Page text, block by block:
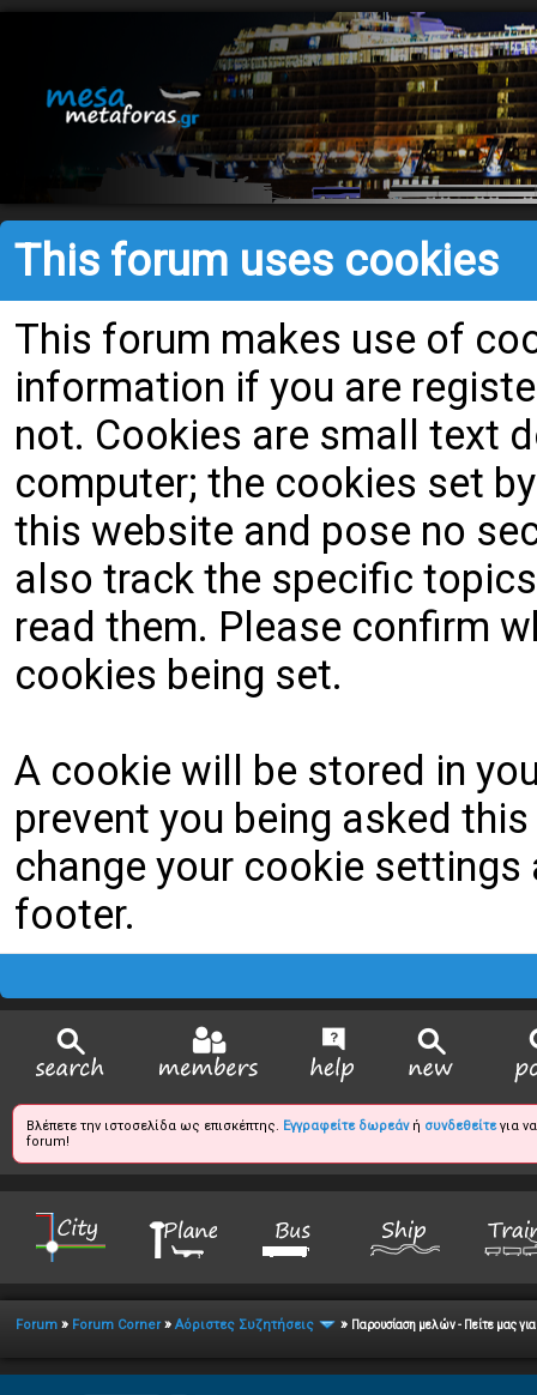
This forum uses cookies
This forum makes use of
information if you are
not. Cookies are small text
computer; the cookies set
this website and pose no
also track the specific
read them. Please confirm
cookies being set.
A cookie will be stored in
prevent you being asked
change your cookie
footer.
Βλέπετε την ιστοσελίδα ως επισκέπτης. Εγγραφείτε δωρεάνή συνδεθείτεγια
forum!
Forum » Forum Corner» Αόριστες Συζητήσεις » Παρουσίαση μελών - Πείτε μας